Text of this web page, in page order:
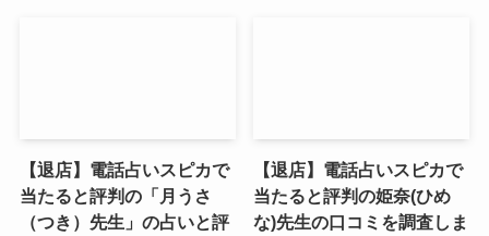
【退店】電話占いスピカで
当たると評判の「月うさ
（つき）先生」の占いと評
【退店】電話占いスピカで
当たると評判の姫奈(ひめ
な)先生の口コミを調査しま